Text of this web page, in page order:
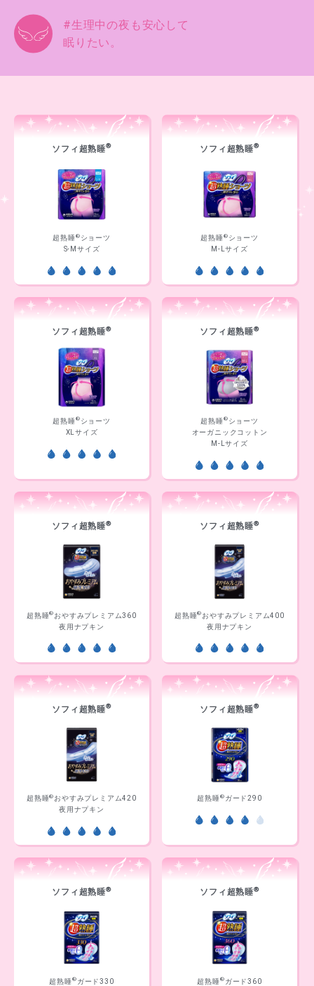
#生理中の夜も安心して
眠りたい。
ソフィ超熟睡®
超熟睡® ショーツ
S-Mサイズ
ソフィ超熟睡®
超熟睡® ショーツ
M-Lサイズ
ソフィ超熟睡®
超熟睡® ショーツ
XLサイズ
ソフィ超熟睡®
超熟睡® ショーツ
オーガニックコットン
M-Lサイズ
ソフィ超熟睡®
超熟睡® おやすみプレミアム360
夜用ナプキン
ソフィ超熟睡®
超熟睡® おやすみプレミアム400
夜用ナプキン
ソフィ超熟睡®
超熟睡® おやすみプレミアム420
夜用ナプキン
ソフィ超熟睡®
超熟睡® ガード290
ソフィ超熟睡®
超熟睡® ガード330
ソフィ超熟睡®
超熟睡® ガード360